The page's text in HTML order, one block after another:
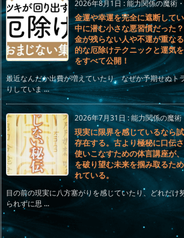
2026年8月1日 :能力関係の魔術
金運や幸運を完全に遮断して
中に潜む小さな悪習慣だった
金が残らない人や不運が重な
的な厄除けテクニックと運気
をすべて公開！
最近なんだか出費が増えていたり、なぜか予期せぬト
りしていま ...
2026年7月31日 :能力関係の魔術
現実に限界を感じているなら
存在する。古より極秘に口伝
使いこなすための体言講座が
を破り望む未来を掴み取るた
れている。
目の前の現実に八方塞がりを感じていたり、どれだけ
られずに思 ...